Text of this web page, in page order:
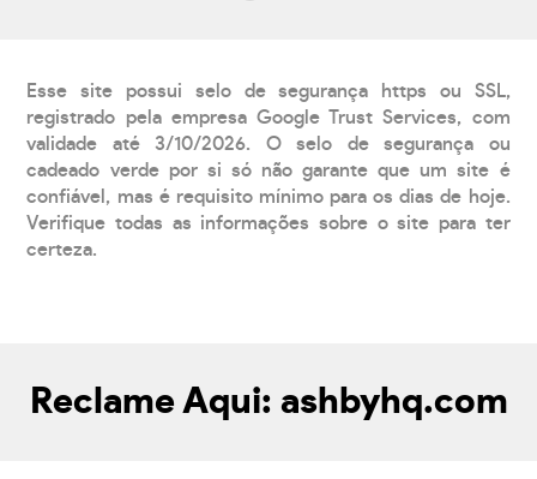
Esse site possui selo de segurança https ou SSL,
registrado pela empresa Google Trust Services, com
validade até 3/10/2026. O selo de segurança ou
cadeado verde por si só não garante que um site é
confiável, mas é requisito mínimo para os dias de hoje.
Verifique todas as informações sobre o site para ter
certeza.
Reclame Aqui: ashbyhq.com